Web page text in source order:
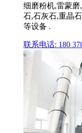
细磨粉机,雷蒙
石,石灰石,重晶
等设备 .
联系电话: 180